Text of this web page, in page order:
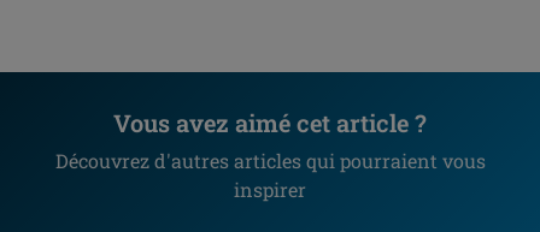
Vous avez aimé cet article ?
Découvrez d'autres articles qui pourraient vous
inspirer